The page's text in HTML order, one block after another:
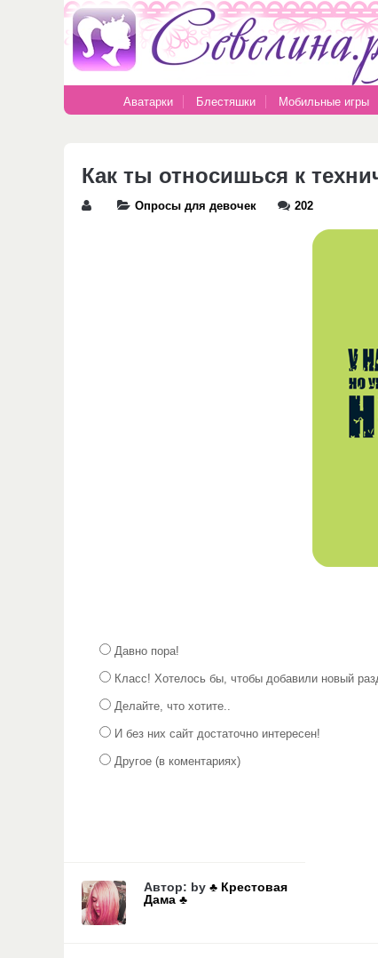
Аватарки Блестяшки Мобильные игры
Как ты относишься к
Опросы для девочек 202
Давно пора!
Класс! Хотелось бы, чтобы добавили новый
Делайте, что хотите..
И без них сайт достаточно интересен!
Другое (в коментариях)
Автор: by ♣️ Крестовая
Дама ♣️